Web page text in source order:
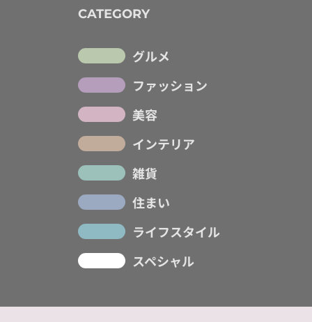
CATEGORY
グルメ
ファッション
美容
インテリア
雑貨
住まい
ライフスタイル
スペシャル